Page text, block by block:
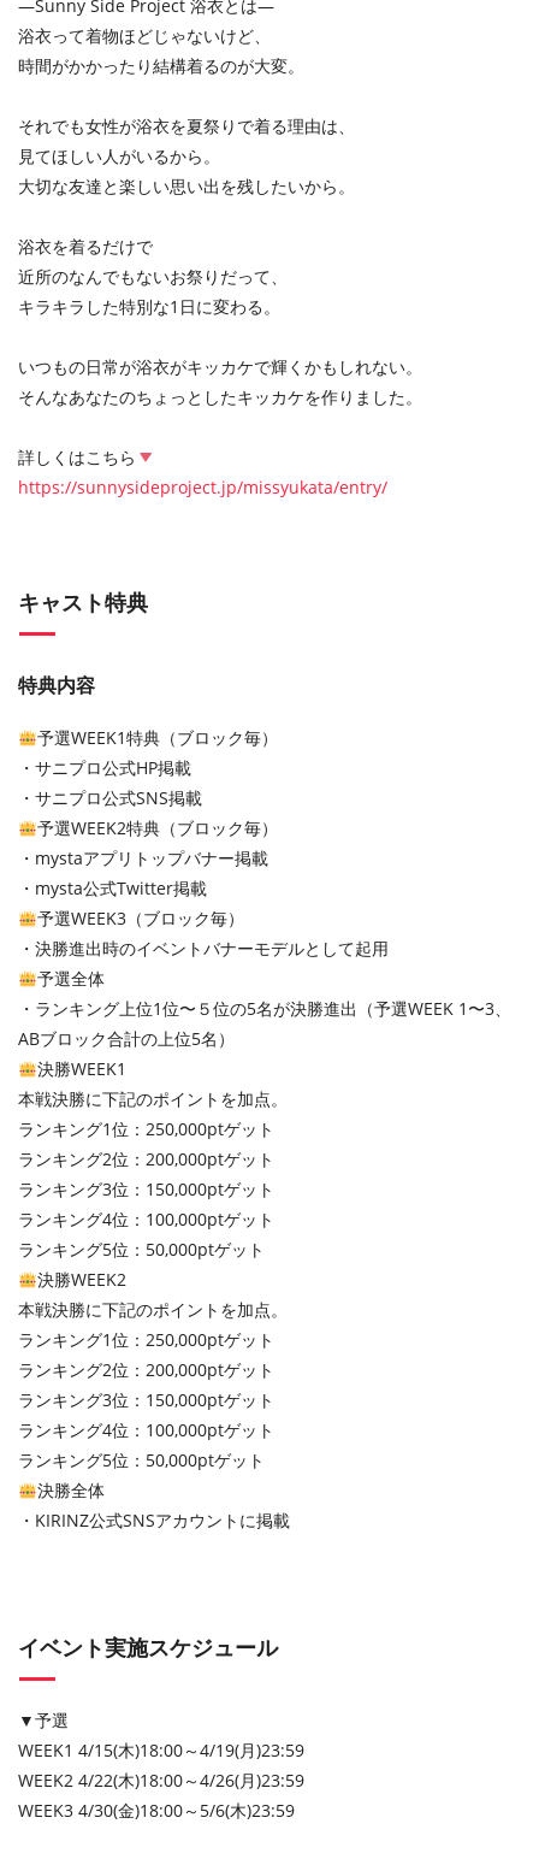
—Sunny Side Project 浴衣とは—
浴衣って着物ほどじゃないけど、
時間がかかったり結構着るのが大変。
それでも女性が浴衣を夏祭りで着る理由は、
見てほしい人がいるから。
大切な友達と楽しい思い出を残したいから。
浴衣を着るだけで
近所のなんでもないお祭りだって、
キラキラした特別な1日に変わる。
いつもの日常が浴衣がキッカケで輝くかもしれない。
そんなあなたのちょっとしたキッカケを作りました。
詳しくはこちら
https://sunnysideproject.jp/missyukata/entry/
キャスト特典
特典内容
予選WEEK1特典（ブロック毎）
・サニプロ公式HP掲載
・サニプロ公式SNS掲載
予選WEEK2特典（ブロック毎）
・mystaアプリトップバナー掲載
・mysta公式Twitter掲載
予選WEEK3（ブロック毎）
・決勝進出時のイベントバナーモデルとして起用
予選全体
・ランキング上位1位〜５位の5名が決勝進出（予選WEEK 1〜3、
ABブロック合計の上位5名）
決勝WEEK1
本戦決勝に下記のポイントを加点。
ランキング1位：250,000ptゲット
ランキング2位：200,000ptゲット
ランキング3位：150,000ptゲット
ランキング4位：100,000ptゲット
ランキング5位：50,000ptゲット
決勝WEEK2
本戦決勝に下記のポイントを加点。
ランキング1位：250,000ptゲット
ランキング2位：200,000ptゲット
ランキング3位：150,000ptゲット
ランキング4位：100,000ptゲット
ランキング5位：50,000ptゲット
決勝全体
・KIRINZ公式SNSアカウントに掲載
イベント実施スケジュール
▼予選
WEEK1 4/15(木)18:00～4/19(月)23:59
WEEK2 4/22(木)18:00～4/26(月)23:59
WEEK3 4/30(金)18:00～5/6(木)23:59